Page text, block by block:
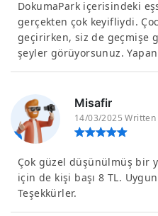
DokumaPark içerisindeki
gerçekten çok keyifliydi.
geçirirken, siz de geçmişe
şeyler görüyorsunuz.
Misafir
14/03/2025
Çok güzel düşünülmüş bir
için de kişi başı 8 TL.
Teşekkürler.